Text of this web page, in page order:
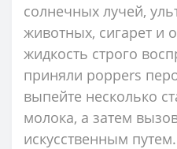
солнечных лучей,
животных, сигарет и
жидкость строго
приняли poppers
выпейте несколько
молока, а затем
искусственным